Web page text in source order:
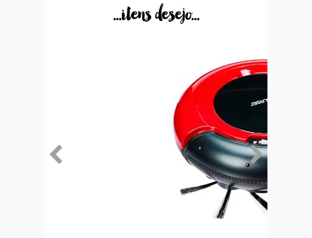
...itens desejo...